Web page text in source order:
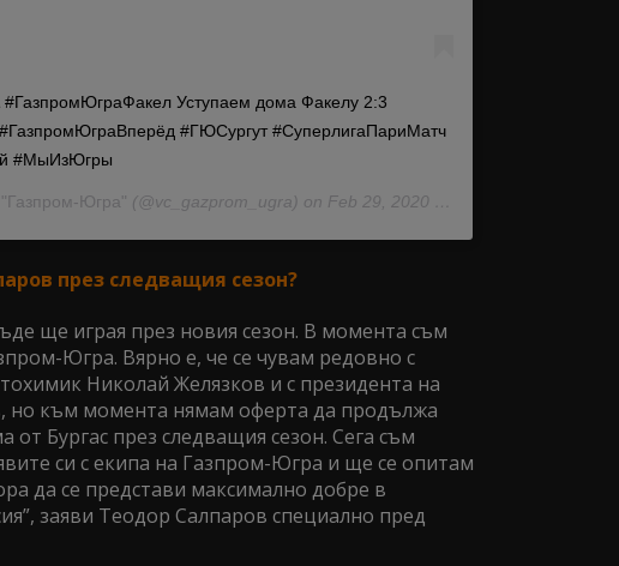
Уступаем дома Факелу 2:3
#ГЮСургут #СуперлигаПариМатч
#МыИзЮгры
Югра" (@vc_gazprom_ugra) on Feb 29, 2020 at 11:46am PST
през следващия сезон?
ще играя през новия сезон. В момента съм
Югра. Вярно е, че се чувам редовно с
Николай Желязков и с президента на
но към момента нямам оферта да продължа
от Бургас през следващия сезон. Сега съм
си с екипа на Газпром-Югра и ще се опитам
да се представи максимално добре в
заяви Теодор Салпаров специално пред